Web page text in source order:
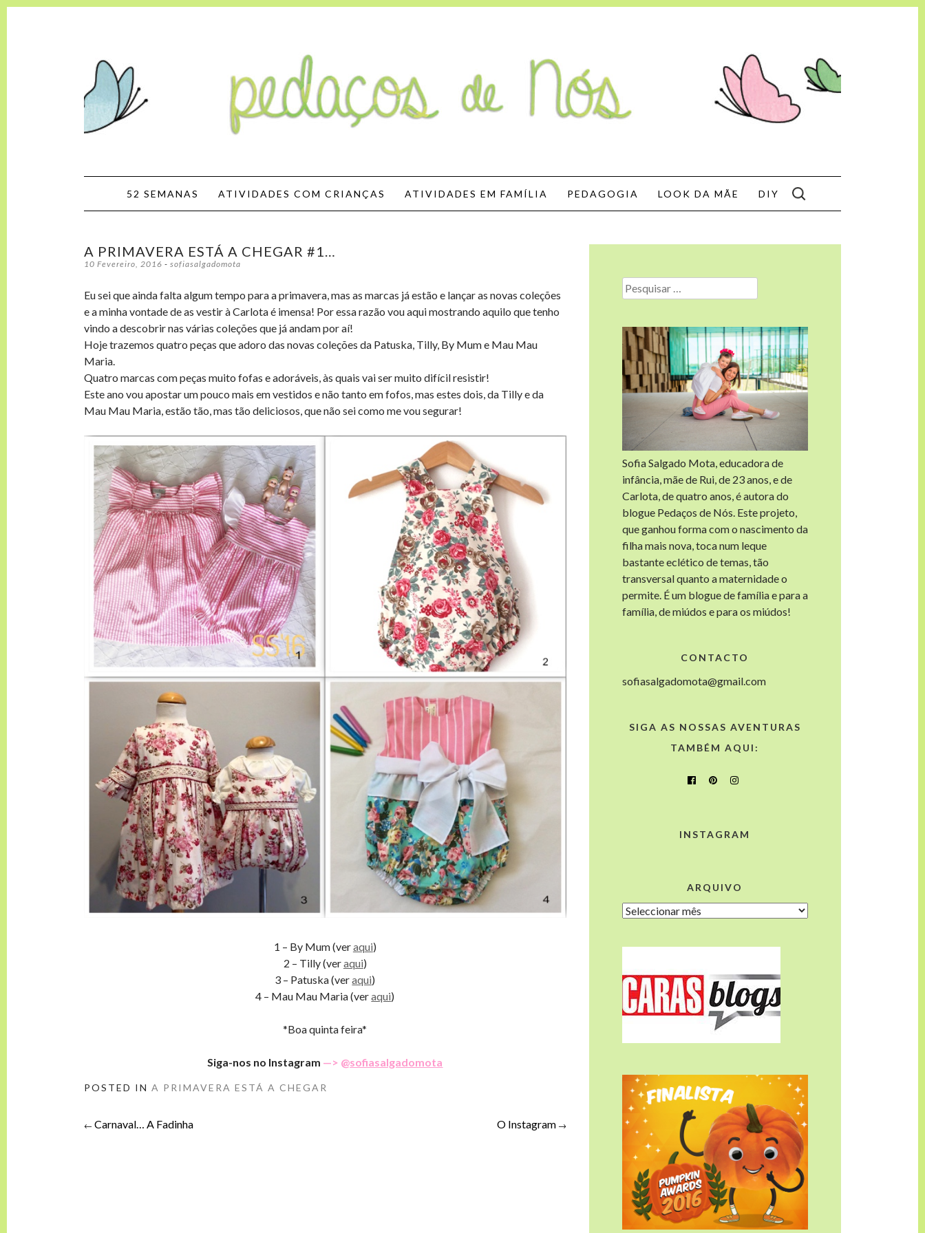
Pedaços de Nós
52 SEMANAS
ATIVIDADES COM CRIANÇAS ATIVIDADES EM FAMÍLIA PEDAGOGIA LOOK DA MÃE DIY
SEARCH
FOR:
A PRIMAVERA ESTÁ A CHEGAR #1…
10 Fevereiro, 2016 - sofiasalgadomota
Eu sei que ainda falta algum tempo para a primavera, mas as marcas já estão e lançar as novas coleções
e a minha vontade de as vestir à Carlota é imensa! Por essa razão vou aqui mostrando aquilo que tenho
vindo a descobrir nas várias coleções que já andam por aí!
Hoje trazemos quatro peças que adoro das novas coleções da Patuska, Tilly, By Mum e Mau Mau
Maria.
Quatro marcas com peças muito fofas e adoráveis, às quais vai ser muito difícil resistir!
Este ano vou apostar um pouco mais em vestidos e não tanto em fofos, mas estes dois, da Tilly e da
Mau Mau Maria, estão tão, mas tão deliciosos, que não sei como me vou segurar!
1 – By Mum (veraqui)
2 – Tilly (veraqui)
3 – Patuska (veraqui)
4 – Mau Mau Maria (veraqui)
*Boa quinta feira*
Siga-nos no Instagram —> @sofiasalgadomota
POSTED IN A PRIMAVERA ESTÁ A CHEGAR
Post
← Carnaval… A Fadinha O Instagram →
Pesquisar
por:
Sofia Salgado Mota, educadora de
infância, mãe de Rui, de 23 anos, e de
Carlota, de quatro anos, é autora do
blogue Pedaços de Nós. Este projeto,
que ganhou forma com o nascimento da
filha mais nova, toca num leque
bastante eclético de temas, tão
transversal quanto a maternidade o
permite. É um blogue de família e para a
família, de miúdos e para os miúdos!
CONTACTO
sofiasalgadomota@gmail.com
SIGA AS NOSSAS AVENTURAS
TAMBÉM AQUI:
INSTAGRAM
ARQUIVO
Arquivo